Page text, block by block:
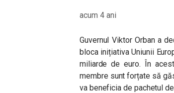
acum 4 ani
Guvernul Viktor Orban a
bloca inițiativa Uniunii
miliarde de euro. În
membre sunt forțate să
va beneficia de pachetul